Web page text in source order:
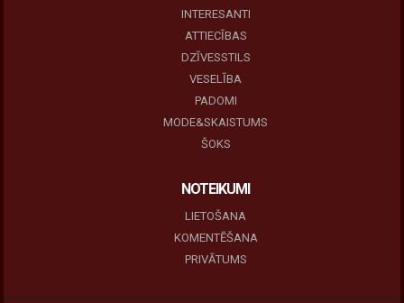
INTERESANTI
ATTIECĪBAS
DZĪVESSTILS
VESELĪBA
PADOMI
MODE&SKAISTUMS
ŠOKS
NOTEIKUMI
LIETOŠANA
KOMENTĒŠANA
PRIVĀTUMS